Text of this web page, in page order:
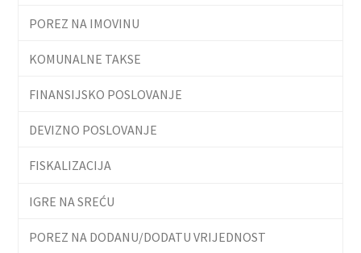
POREZ NA IMOVINU
KOMUNALNE TAKSE
FINANSIJSKO POSLOVANJE
DEVIZNO POSLOVANJE
FISKALIZACIJA
IGRE NA SREĆU
POREZ NA DODANU/DODATU VRIJEDNOST